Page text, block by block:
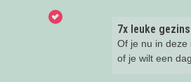
met het hele
naast het
beleven is in dit
Leisurelands?
7x leuke
Of je nu in deze
of je wilt een